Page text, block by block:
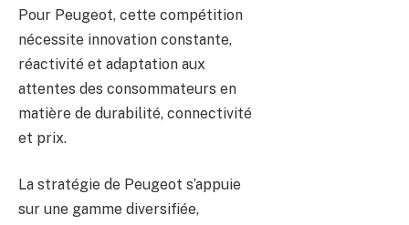
Pour Peugeot, cette compétition
nécessite innovation constante,
réactivité et adaptation aux
attentes des consommateurs en
matière de durabilité, connectivité
et prix.
La stratégie de Peugeot s’appuie
sur une gamme diversifiée,